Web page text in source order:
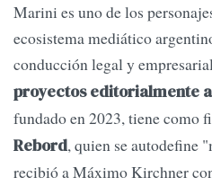
Marini es uno de los
ecosistema mediático
conducción legal y
proyectos editorialmente
fundado en 2023, tiene como
Rebord, quien se autodefine
recibió a Máximo Kirchner